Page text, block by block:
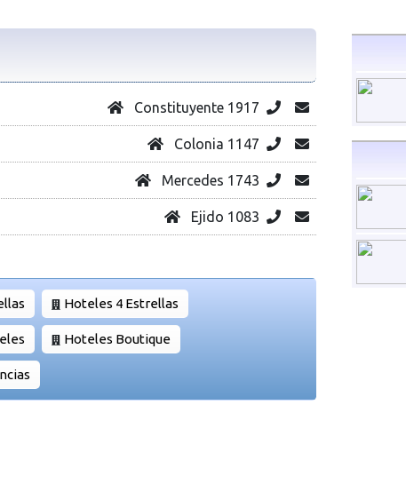
Constituyente 1917
Colonia 1147
Mercedes 1743
Ejido 1083
Hoteles 4 Estrellas
Hoteles Boutique